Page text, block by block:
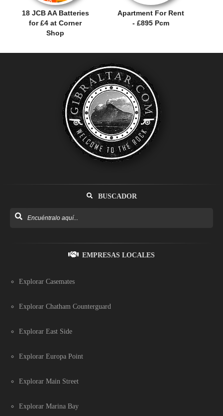
18 JCB AA Batteries
for £4 at Corner
Shop
Apartment For Rent
- £895 Pcm
BUSCADOR
EMPRESAS LOCALES
Explorar Casemates
Explorar Chatham Counterguard
Explorar East Side
Explorar Europa Point
Explorar Main Street
Explorar Marina Bay